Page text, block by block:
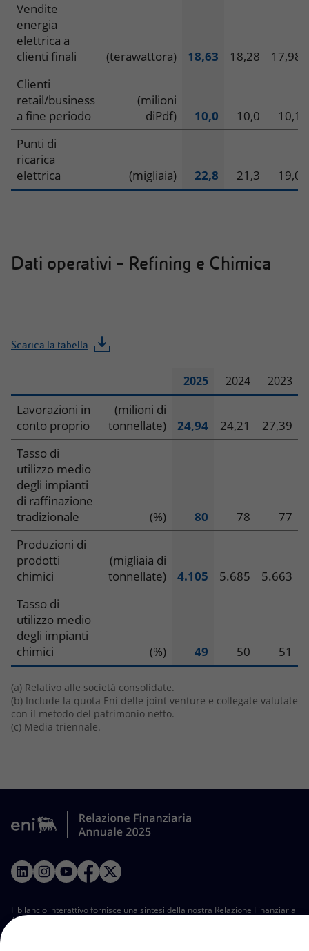
Vendite
energia
elettrica a
clienti finali
(terawattora) 18,63 18,28
17,98
Clienti
retail/business
a fine periodo
(milioni
diPdf) 10,0 10,0
10,1
Punti di
ricarica
elettrica
(migliaia) 22,8 21,3 19,0
Dati operativi – Refining e Chimica
Scarica la tabella
Dati
operativi
–
Refining
e
Chimica
2025 2024 2023
Lavorazioni in
conto proprio
(milioni di
tonnellate)
24,94 24,21
27,39
Tasso di
utilizzo medio
degli impianti
di raffinazione
tradizionale
(%) 80 78
77
Produzioni di
prodotti
chimici
(migliaia di
tonnellate)
4.105 5.685
5.663
Tasso di
utilizzo medio
degli impianti
chimici
(%) 49 50 51
(a) Relativo alle società consolidate.
(b) Include la quota Eni delle joint venture e collegate valutate
con il metodo del patrimonio netto.
(c) Media triennale.
Il bilancio interattivo fornisce una sintesi della nostra Relazione Finanziaria
Annuale. La versione integrale della Relazione Finanziaria Annuale è